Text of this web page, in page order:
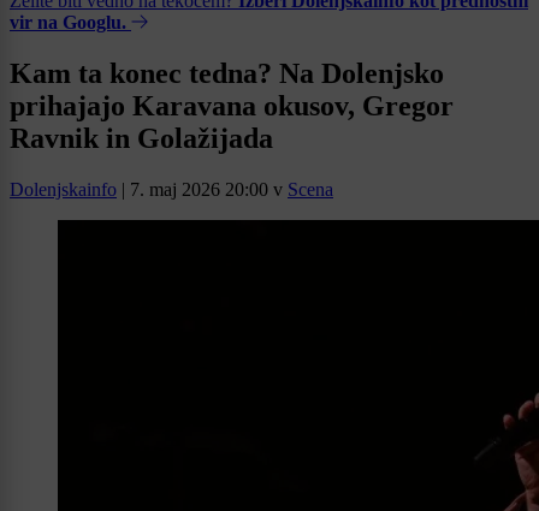
vir na Googlu.
Kam ta konec tedna? Na Dolenjsko
prihajajo Karavana okusov, Gregor
Ravnik in Golažijada
Dolenjskainfo | 7. maj 2026 20:00 v Scena